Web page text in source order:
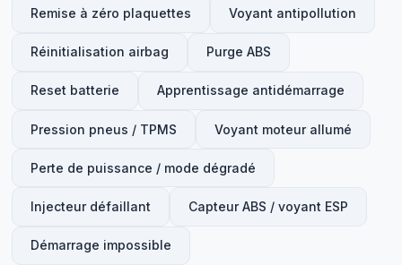
Remise à zéro plaquettes Voyant antipollution
Réinitialisation airbag Purge ABS
Reset batterie Apprentissage antidémarrage
Pression pneus / TPMS Voyant moteur allumé
Perte de puissance / mode dégradé
Injecteur défaillant Capteur ABS / voyant ESP
Démarrage impossible